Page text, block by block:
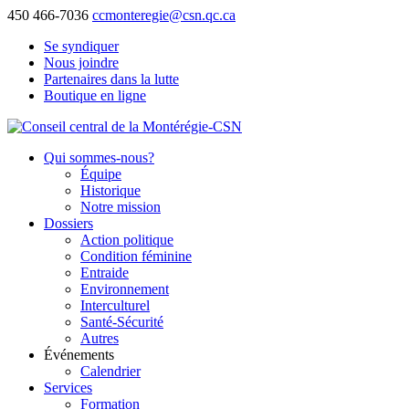
450 466-7036 ccmonteregie@csn.qc.ca
Se syndiquer
Nous joindre
Partenaires dans la lutte
Boutique en ligne
Qui sommes-nous?
Équipe
Historique
Notre mission
Dossiers
Action politique
Condition féminine
Entraide
Environnement
Interculturel
Santé-Sécurité
Autres
Événements
Calendrier
Services
Formation